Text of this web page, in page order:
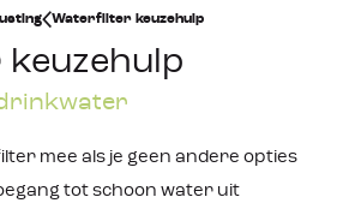
Waterfilter keuzehulp
mee als je geen andere opties
tot schoon water uit